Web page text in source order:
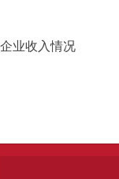
业收入情况